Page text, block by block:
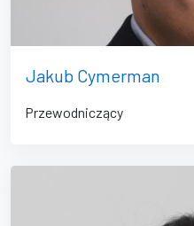
Jakub Cymerman
Przewodniczący